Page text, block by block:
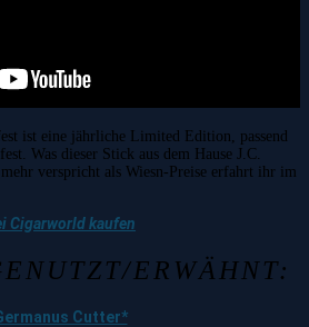
ist eine jährliche Limited Edition, passend
Was dieser Stick aus dem Hause J.C.
verspricht als Wiesn-Preise erfahrt ihr im
Cigarworld kaufen
ERWÄHNT:
Cutter*